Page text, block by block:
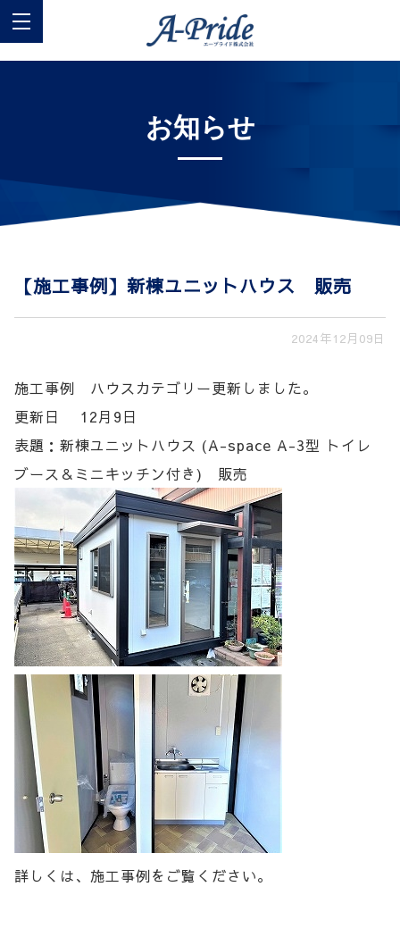
お知らせ
【施工事例】新棟ユニットハウス 販売
2024年12月09日
施工事例 ハウスカテゴリー更新しました。
更新日 12月9日
表題：新棟ユニットハウス (A-space A-3型 トイレ
ブース＆ミニキッチン付き) 販売
詳しくは、施工事例をご覧ください。